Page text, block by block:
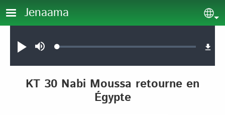
Aller au contenu principal
Jenaama
JouerSourdineLoaded:
KT 30 Nabi Moussa retourne en
Égypte